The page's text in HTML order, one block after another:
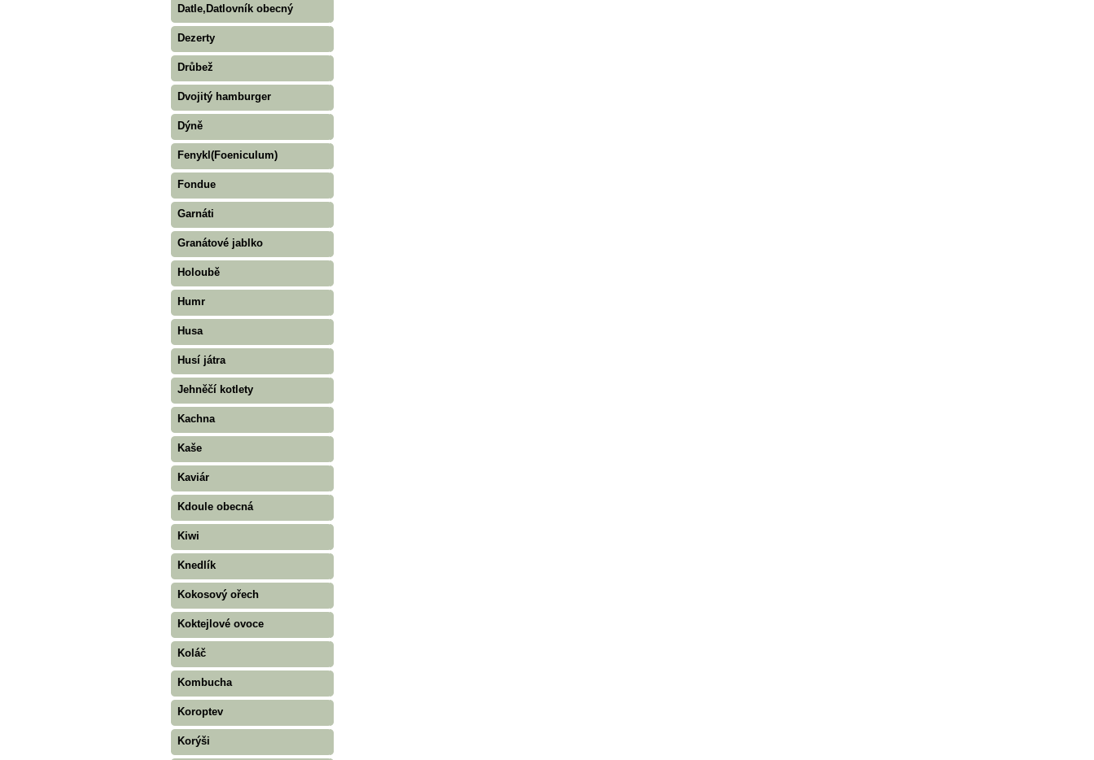
Datle,Datlovník obecný
Dezerty
Drůbež
Dvojitý hamburger
Dýně
Fenykl(Foeniculum)
Fondue
Garnáti
Granátové jablko
Holoubě
Humr
Husa
Husí játra
Jehněčí kotlety
Kachna
Kaše
Kaviár
Kdoule obecná
Kiwi
Knedlík
Kokosový ořech
Koktejlové ovoce
Koláč
Kombucha
Koroptev
Korýši